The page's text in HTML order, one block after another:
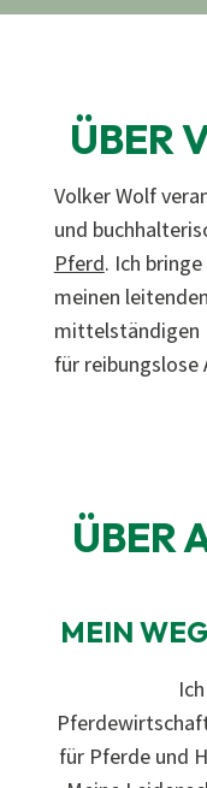
ÜBER
Volker Wolf
und
Pferd. Ich
meinen
mittelständigen
für reibungslose
ÜBER
MEIN
für Pferde und